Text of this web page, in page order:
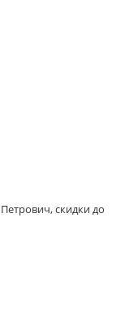
скидки до